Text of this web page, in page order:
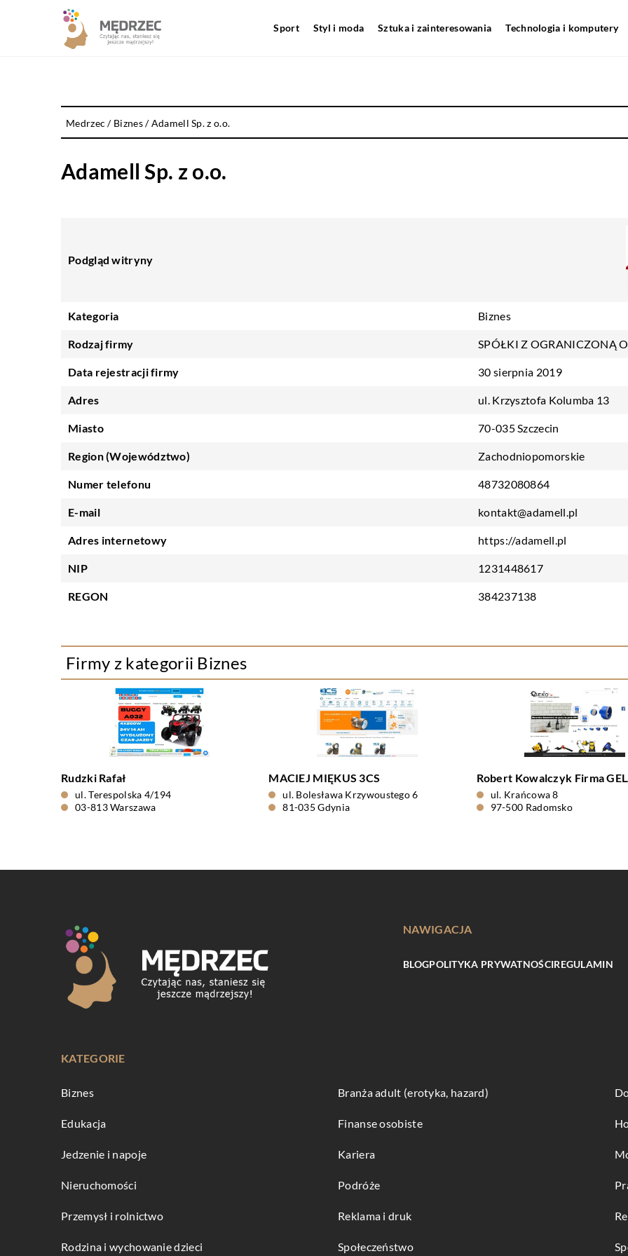
Sport Styl i moda Sztuka i zainteresowania Technologia i komputery
Medrzec / Biznes/Adamell Sp. z o.o.
Adamell Sp. z o.o.
Podgląd witryny
Kategoria Biznes
Rodzaj firmy SPÓŁKI Z OGRANICZONĄ
Data rejestracji firmy 30 sierpnia 2019
Adres ul. Krzysztofa Kolumba 13
Miasto 70-035 Szczecin
Region (Województwo) Zachodniopomorskie
Numer telefonu 48732080864
E-mail kontakt@adamell.pl
Adres internetowy https://adamell.pl
NIP 1231448617
REGON 384237138
Firmy z kategorii Biznes
Rudzki Rafał
ul. Terespolska 4/194
03-813 Warszawa
MACIEJ MIĘKUS 3CS
ul. Bolesława Krzywoustego 6
81-035 Gdynia
Robert Kowalczyk Firma
ul. Krańcowa 8
97-500 Radomsko
NAWIGACJA
BLOGPOLITYKA PRYWATNOŚCIREGULAMIN
KATEGORIE
Biznes Branża adult (erotyka, hazard)
Edukacja Finanse osobiste
Jedzenie i napoje Kariera
Nieruchomości Podróże
Przemysł i rolnictwo Reklama i druk
Rodzina i wychowanie dzieci Społeczeństwo